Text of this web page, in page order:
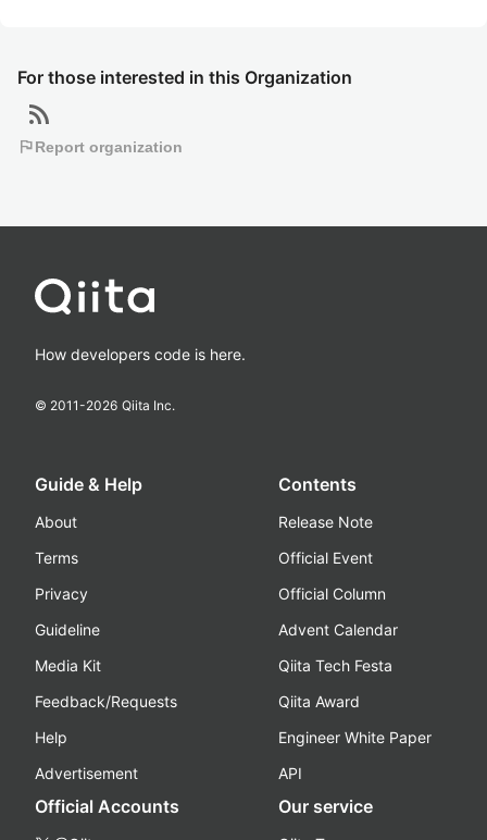
For those interested in this Organization
rss_feed
flagReport organization
How developers code is here.
© 2011-2026 Qiita Inc.
Guide & Help
About
Terms
Privacy
Guideline
Media Kit
Feedback/Requests
Help
Advertisement
Contents
Release Note
Official Event
Official Column
Advent Calendar
Qiita Tech Festa
Qiita Award
Engineer White Paper
API
Official Accounts Our service